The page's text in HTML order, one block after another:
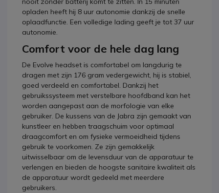
opladen heeft hij 8 uur autonomie dankzij de snelle
oplaadfunctie. Een volledige lading geeft je tot 37 uur
autonomie.
Comfort voor de hele dag lang
De Evolve headset is comfortabel om langdurig te
dragen met zijn 176 gram vedergewicht, hij is stabiel,
goed verdeeld en comfortabel. Dankzij het
gebruikssysteem met verstelbare hoofdband kan het
worden aangepast aan de morfologie van elke
gebruiker. De kussens van de Jabra zijn gemaakt van
kunstleer en hebben traagschuim voor optimaal
draagcomfort en om fysieke vermoeidheid tijdens
gebruik te voorkomen. Ze zijn gemakkelijk
uitwisselbaar om de levensduur van de apparatuur te
verlengen en bieden de hoogste sanitaire kwaliteit als
de apparatuur wordt gedeeld met meerdere
gebruikers.